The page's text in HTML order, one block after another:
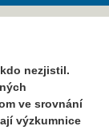
nezjistil.
ve srovnání
výzkumnice